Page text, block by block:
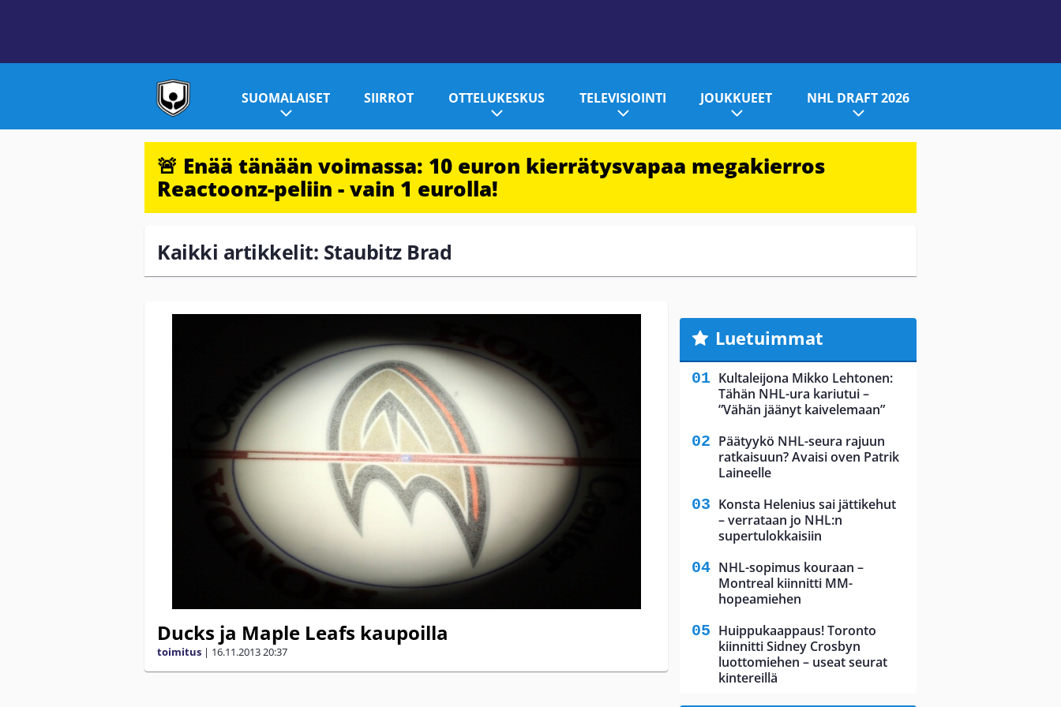
SUOMALAISET SIIRROT OTTELUKESKUS TELEVISIOINTI JOUKKUEET NHL DRAFT 2026
🚨 Enää tänään voimassa: 10 euron kierrätysvapaa megakierros
Reactoonz-peliin - vain 1 eurolla!
Kaikki artikkelit: Staubitz Brad
Ducks ja Maple Leafs kaupoilla
toimitus | 16.11.201320:37
Luetuimmat
Kultaleijona Mikko Lehtonen:
Tähän NHL-ura kariutui –
”Vähän jäänyt kaivelemaan”
Päätyykö NHL-seura rajuun
ratkaisuun? Avaisi oven Patrik
Laineelle
Konsta Helenius sai jättikehut
– verrataan jo NHL:n
supertulokkaisiin
NHL-sopimus kouraan –
Montreal kiinnitti MM-
hopeamiehen
Huippukaappaus! Toronto
kiinnitti Sidney Crosbyn
luottomiehen – useat seurat
kintereillä